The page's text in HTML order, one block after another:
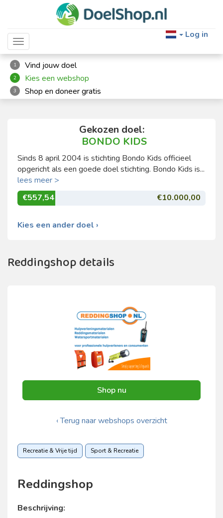
Toggle navigation
Log in
1 Vind jouw doel
2 Kies een webshop
3 Shop en doneer gratis
Gekozen doel:
BONDO KIDS
Sinds 8 april 2004 is stichting Bondo Kids officieel
opgericht als een goede doel stichting. Bondo Kids is...
lees meer >
€557,54
€10.000,00
Kies een ander doel ›
Reddingshop details
Shop nu
‹ Terug naar webshops overzicht
Recreatie & Vrije tijd Sport & Recreatie
Reddingshop
Beschrijving: